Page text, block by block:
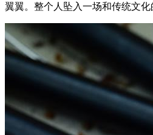
翼翼。整个人坠入一场和传统文化